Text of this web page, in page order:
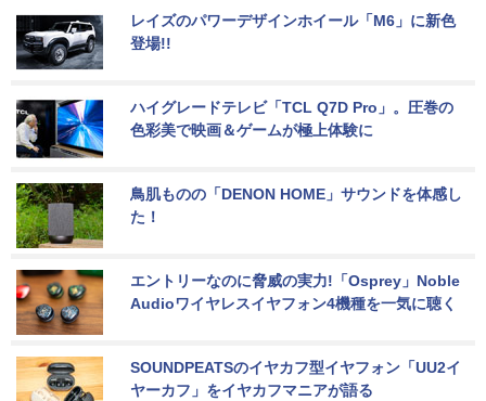
レイズのパワーデザインホイール「M6」に新色
登場!!
ハイグレードテレビ「TCL Q7D Pro」。圧巻の
色彩美で映画＆ゲームが極上体験に
鳥肌ものの「DENON HOME」サウンドを体感し
た！
エントリーなのに脅威の実力!「Osprey」Noble
Audioワイヤレスイヤフォン4機種を一気に聴く
SOUNDPEATSのイヤカフ型イヤフォン「UU2イ
ヤーカフ」をイヤカフマニアが語る